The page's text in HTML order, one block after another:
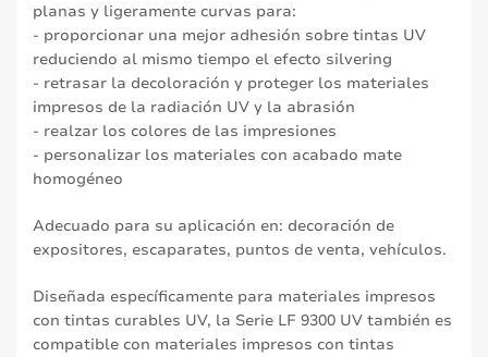
planas y ligeramente curvas para:
- proporcionar una mejor adhesión sobre tintas UV
reduciendo al mismo tiempo el efecto silvering
- retrasar la decoloración y proteger los materiales
impresos de la radiación UV y la abrasión
- realzar los colores de las impresiones
- personalizar los materiales con acabado mate
homogéneo
Adecuado para su aplicación en: decoración de
expositores, escaparates, puntos de venta, vehículos.
Diseñada específicamente para materiales impresos
con tintas curables UV, la Serie LF 9300 UV también es
compatible con materiales impresos con tintas